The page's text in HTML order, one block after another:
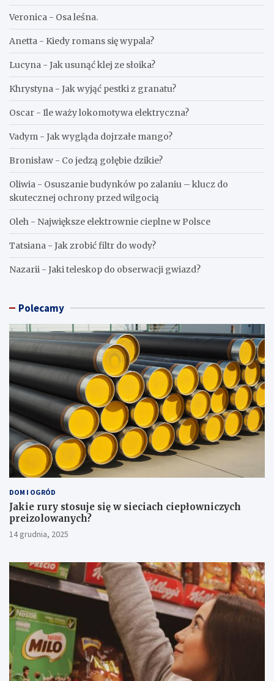
Veronica - Osa leśna.
Anetta - Kiedy romans się wypala?
Lucyna - Jak usunąć klej ze słoika?
Khrystyna - Jak wyjąć pestki z granatu?
Oscar - Ile waży lokomotywa elektryczna?
Vadym - Jak wygląda dojrzałe mango?
Bronisław - Co jedzą gołębie dzikie?
Oliwia - Osuszanie budynków po zalaniu – klucz do
skutecznej ochrony przed wilgocią
Oleh - Największe elektrownie cieplne w Polsce
Tatsiana - Jak zrobić filtr do wody?
Nazarii - Jaki teleskop do obserwacji gwiazd?
Polecamy
DOM I OGRÓD
Jakie rury stosuje się w sieciach ciepłowniczych
preizolowanych?
14 grudnia, 2025